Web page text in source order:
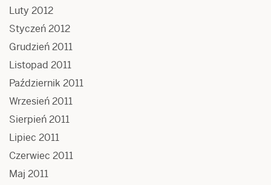
Luty 2012
Styczeń 2012
Grudzień 2011
Listopad 2011
Październik 2011
Wrzesień 2011
Sierpień 2011
Lipiec 2011
Czerwiec 2011
Maj 2011